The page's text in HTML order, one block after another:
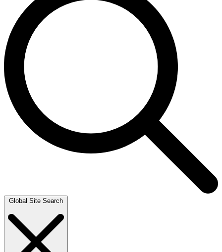
Global Site Search